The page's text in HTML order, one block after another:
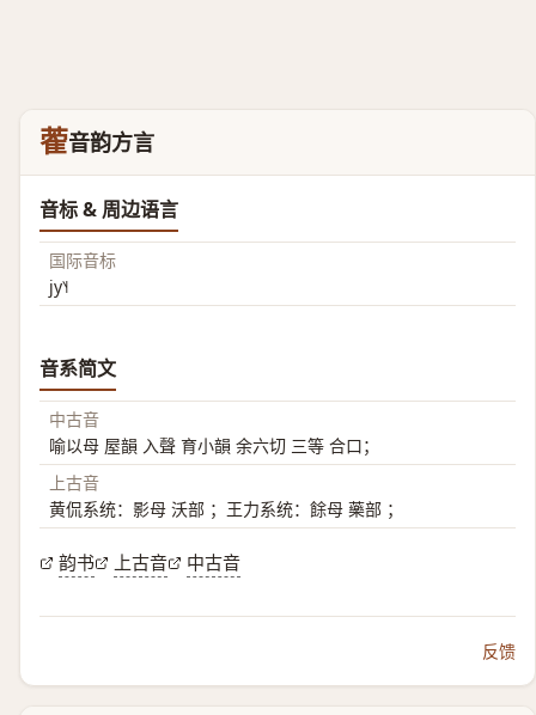
蒮音韵方言
音标 & 周边语言
国际音标
jy˥˧
音系简文
中古音
喻以母 屋韻 入聲 育小韻 余六切 三等 合口；
上古音
黄侃系统：影母 沃部 ；王力系统：餘母 藥部 ；
韵书 上古音 中古音
反馈